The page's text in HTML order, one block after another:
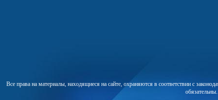
Все права на материалы, находящиеся на сайте, охраняются в соответствии с